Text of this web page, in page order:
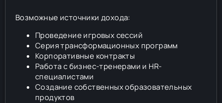
Возможные источники дохода:
Проведение игровых сессий
Серия трансформационных программ
Корпоративные контракты
Работа с бизнес-тренерами и HR-
специалистами
Создание собственных образовательных
продуктов